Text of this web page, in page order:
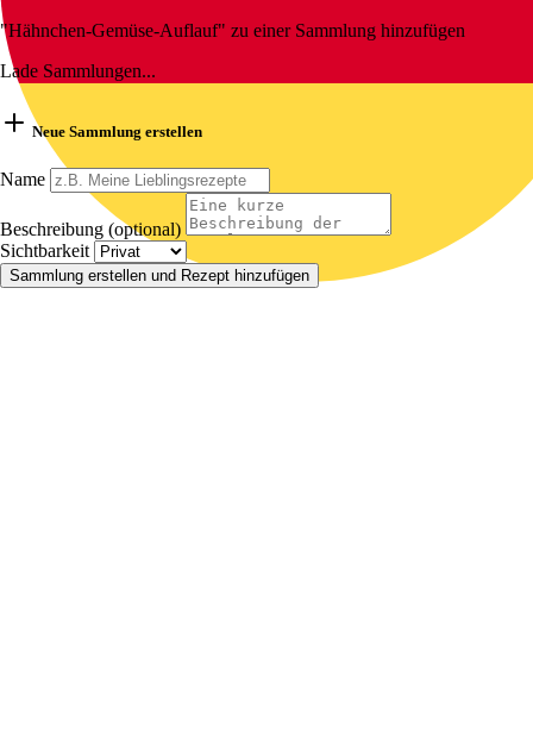
"Hähnchen-Gemüse-Auflauf" zu einer Sammlung hinzufügen
Lade Sammlungen...
Neue Sammlung erstellen
Name
Beschreibung (optional)
Sichtbarkeit
Sammlung erstellen und Rezept hinzufügen